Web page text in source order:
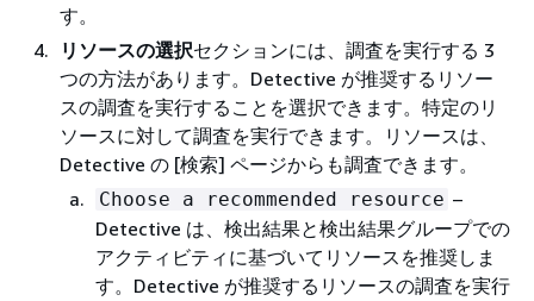
す。
リソースの選択セクションには、調査を実行する 3
つの方法があります。Detective が推奨するリソー
スの調査を実行することを選択できます。特定のリ
ソースに対して調査を実行できます。リソースは、
Detective の [検索] ページからも調査できます。
Choose a recommended resource –
Detective は、検出結果と検出結果グループでの
アクティビティに基づいてリソースを推奨しま
す。Detective が推奨するリソースの調査を実行